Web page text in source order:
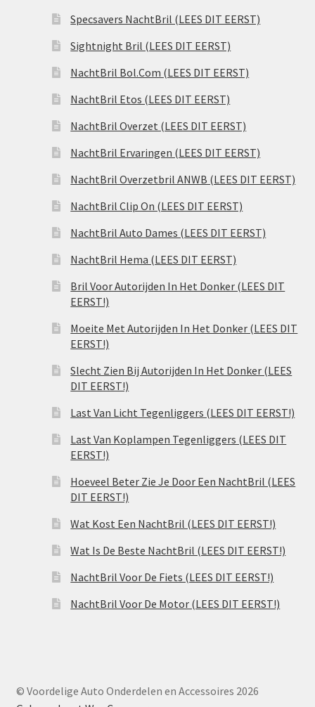
Specsavers NachtBril (LEES DIT EERST)
Sightnight Bril (LEES DIT EERST)
NachtBril Bol.Com (LEES DIT EERST)
NachtBril Etos (LEES DIT EERST)
NachtBril Overzet (LEES DIT EERST)
NachtBril Ervaringen (LEES DIT EERST)
NachtBril Overzetbril ANWB (LEES DIT EERST)
NachtBril Clip On (LEES DIT EERST)
NachtBril Auto Dames (LEES DIT EERST)
NachtBril Hema (LEES DIT EERST)
Bril Voor Autorijden In Het Donker (LEES DIT
EERST!)
Moeite Met Autorijden In Het Donker (LEES DIT
EERST!)
Slecht Zien Bij Autorijden In Het Donker (LEES
DIT EERST!)
Last Van Licht Tegenliggers (LEES DIT EERST!)
Last Van Koplampen Tegenliggers (LEES DIT
EERST!)
Hoeveel Beter Zie Je Door Een NachtBril (LEES
DIT EERST!)
Wat Kost Een NachtBril (LEES DIT EERST!)
Wat Is De Beste NachtBril (LEES DIT EERST!)
NachtBril Voor De Fiets (LEES DIT EERST!)
NachtBril Voor De Motor (LEES DIT EERST!)
© Voordelige Auto Onderdelen en Accessoires 2026